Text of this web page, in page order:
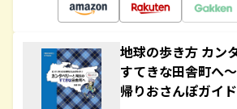
地球の歩き方 カン
すてきな田舎町へ
帰りおさんぽガイ